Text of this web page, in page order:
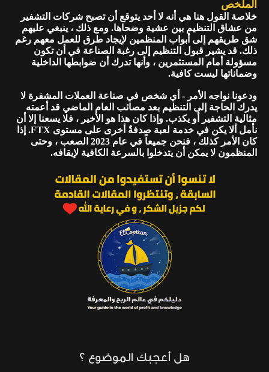
الملخص
خلاصة القول هنا هي أنه لا أحد يتوقع أن تصبح شركات التشفير
من عشاق التنظيم بين عشية وضحاها. ومع ذلك ، ينبغي عليهم
شق طريقهم إلى أبواب المنظمين لإيجاد طرق للعمل معهم رغم
ذلك. قد يشير قبول التنظيم إلى رغبة الصناعة في أن تكون
مسؤولة أمام المستثمرين ، وأنها تدرك أن ضوابطها الداخلية
وضماناتها ليست كافية.
ودعونا نواجه الأمر - أي شخص في صناعة العملات المشفرة لا
يدرك الحاجة إلى التنظيم بعد مصائب العام الماضي قد أعمته
مثالية التشفير أو يكذب. وإذا كان هذا هو الأخير ، فلا يسعنا إلا أن
نأمل ألا يكن في خدمة لعبة صدفةٌ أخرى على مستوى FTX. إذا
كان الأمر كذلك ، فنحن جميعاً في عام 2023 الصعب ، وحتى
المنظمون لا يمكن أن يتدخلوا بالسرعة الكافية لإيقافه.
هل أعجبك الموضوع ؟